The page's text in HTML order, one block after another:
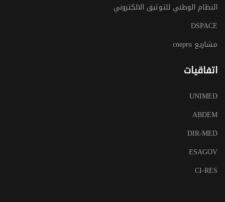
النظام الوطني للتوثيق الالكتروني
DSPACE
مشاريع cnepru
اتفاقيات
UNIMED
ABDEM
DIR-MED
ESAGOV
CI-RES